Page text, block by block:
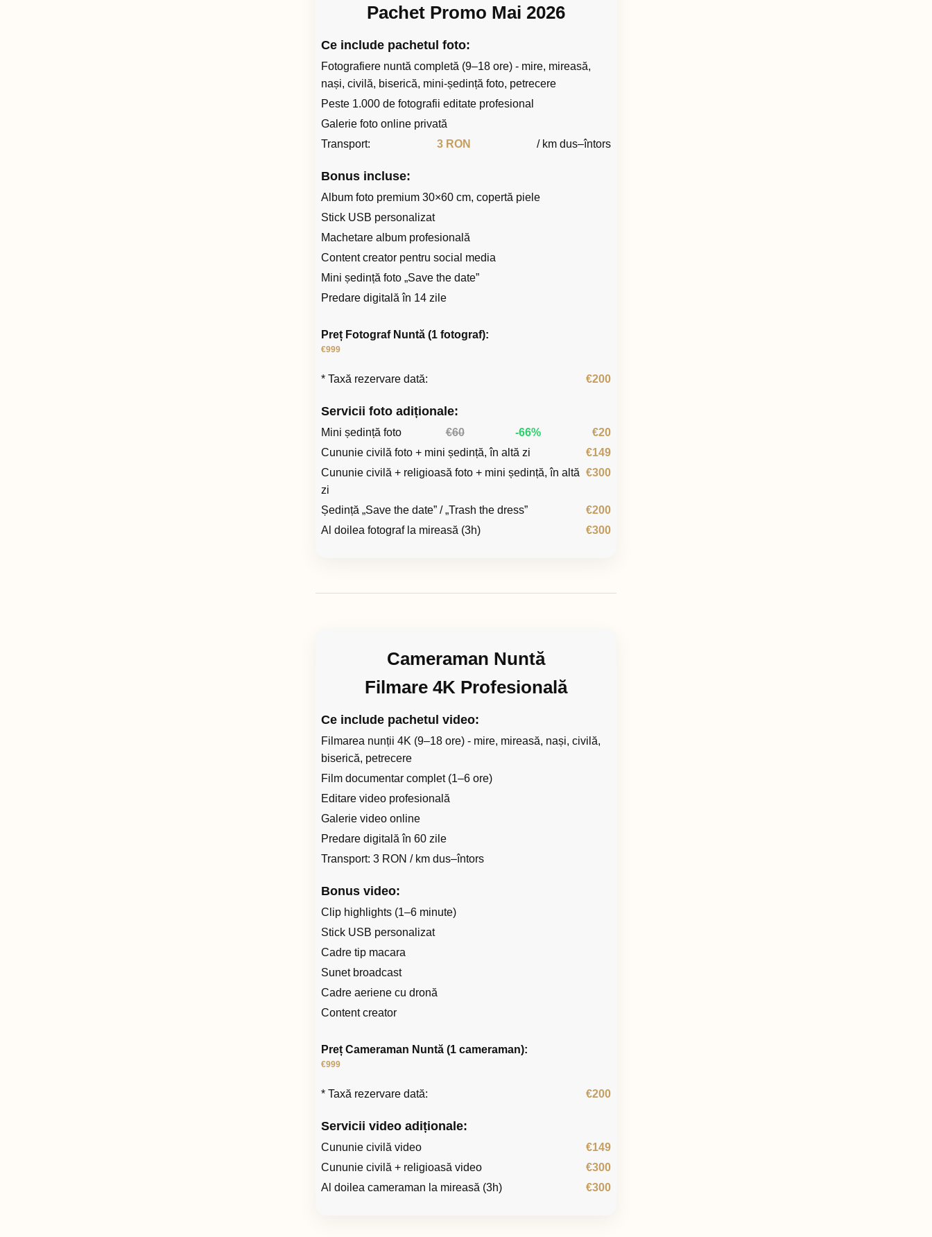
Pachet Promo Mai 2026
Ce include pachetul foto:
Fotografiere nuntă completă (9–18 ore) - mire, mireasă,
nași, civilă, biserică, mini-ședință foto, petrecere
Peste 1.000 de fotografii editate profesional
Galerie foto online privată
Transport:
3 RON / km dus–întors
Bonus incluse:
Album foto premium 30×60 cm, copertă piele
Stick USB personalizat
Machetare album profesională
Content creator pentru social media
Mini ședință foto „Save the date”
Predare digitală în 14 zile
Preț Fotograf Nuntă (1 fotograf):
€999
* Taxă rezervare dată: €200
Servicii foto adiționale:
Mini ședință foto €60 -66%
€20
Cununie civilă foto + mini ședință, în altă zi
€149
Cununie civilă + religioasă foto + mini ședință, în altă
zi
€300
Ședință „Save the date” / „Trash the dress”
€200
Al doilea fotograf la mireasă (3h)
€300
Cameraman Nuntă
Filmare 4K Profesională
Ce include pachetul video:
Filmarea nunții 4K (9–18 ore) - mire, mireasă, nași, civilă,
biserică, petrecere
Film documentar complet (1–6 ore)
Editare video profesională
Galerie video online
Predare digitală în 60 zile
Transport: 3 RON / km dus–întors
Bonus video:
Clip highlights (1–6 minute)
Stick USB personalizat
Cadre tip macara
Sunet broadcast
Cadre aeriene cu dronă
Content creator
Preț Cameraman Nuntă (1 cameraman):
€999
* Taxă rezervare dată: €200
Servicii video adiționale:
Cununie civilă video
€149
Cununie civilă + religioasă video
€300
Al doilea cameraman la mireasă (3h)
€300